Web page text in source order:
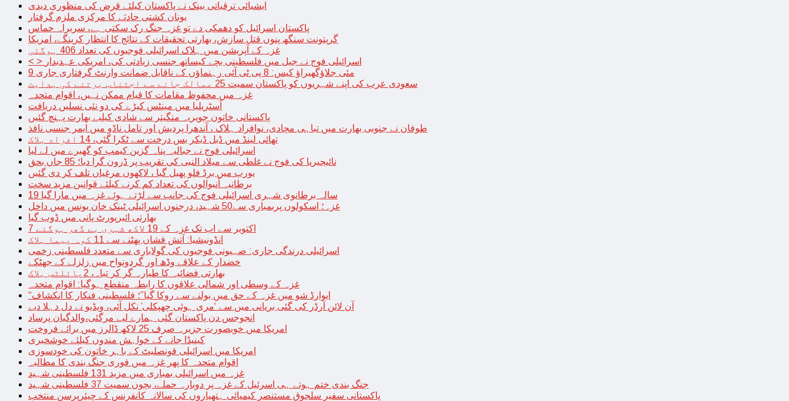
ایشیائی ترقیاتی بینک نے پاکستان کیلئے قرض کی منظوری دیدی
یونان کشتی حادثے کا مرکزی ملزم گرفتار
پاکستان اسرائیل کو دھمکی دے تو غزہ جنگ رک سکتی ہے، سربراہ حماس
گرپتونت سنگھ پنوں قتل سازش، بھارتی تحقیقات کے نتائج کا انتظار کرینگے، امریکا
غزہ کے آپریشن میں ہلاک اسرائیلی فوجیوں کی تعداد 406 ہوگئی
< > اسرائیلی فوج نے جیل میں فلسطینی بچے کیساتھ جنسی زیادتی کی، امریکی عہدیدار
9 مئی جلاؤگھیراؤ کیس: 8 پی ٹی آئی رہنماؤں کے ناقابل ضمانت وارنٹ گرفتاری جاری
سعودی عرب کی اپنے شہریوں کو پاکستان سمیت 25 ممالک جانے سے اجتناب برتنے کی ہدایت
غزہ میں محفوظ مقامات کا قیام ممکن نہیں، اقوام متحدہ
آسٹریلیا میں مینٹس کیڑے کی دو نئی نسلیں دریافت
پاکستانی خاتون جویریہ منگیتر سے شادی کیلیے بھارت پہنچ گئیں
طوفان نے جنوبی بھارت میں تباہی مچادی، نوافراد ہلاک ، آندھرا پردیش اور تامل ناڈو میں ایمر جنسی نافذ
تھائی لینڈ میں ڈبل ڈیکر بس درخت سے ٹکرا گئی، 14 افراد ہلاک
اسرائیلی فوج نے جبالیہ پناہ گزین کیمپ کو گھیرے میں لے لیا
نائیجیریا کی فوج نے غلطی سے میلاد النبی کی تقریب پر ڈرون گرا دیا؛ 85 جاں بحق
یورپ میں برڈ فلو پھیل گیا ، لاکھوں مرغیاں تلف کر دی گئیں
برطانیہ آنیوالوں کی تعداد کم کرنے کیلئے قوانین مزید سخت
19 سالہ برطانوی شہری اسرائیلی فوج کی جانب سے لڑتے ہوئے غزہ میں مارا گیا
غزہ؛ اسکولوں پربمباری سے50 شہید، درجنوں اسرائیلی ٹینک خان یونس میں داخل
بھارتی ائیرپورٹ پانی میں ڈوب گیا
7 اکتوبر سے اب تک غزہ کے 19 لاکھ شہری بے گھر ہوگئے
انڈونیشیا: آتش فشاں پھٹنے سے 11 کوہ پیما ہلاک
اسرائیلی درندگی جاری: صہیونی فوجیوں کی گولاباری سے متعدد فلسطینی زخمی
خضدار کے علاقے وڈھ اور گردونواح میں زلزلے کے جھٹکے
بھارتی فضائیہ کا طیارہ گر کر تباہ، 2پائلٹس ہلاک
غزہ کے وسطی اور شمالی علاقوں کا رابطہ منقطع ہوگیا: اقوام متحدہ
“ایوارڈ شو میں غزہ کے حق میں بولنے سے روکا گیا”؛ فلسطینی فنکار کا انکشاف
آن لائن آرڈر کی گئی بریانی میں سے ‘مری ہوئی چھپکلی’ نکل آئی، ویڈیو نے دل دہلا دیے
انجوجس دن پاکستان گئی ہمارے لیے مرگئی،والدگیان پرساد
امریکا میں خوبصورت جزیرہ صرف 25 لاکھ ڈالرز میں برائے فروخت
کینیڈا جانے کے خواہش مندوں کیلئے خوشخبری
امریکا میں اسرائیلی قونصلیٹ کے باہر خاتون کی خودسوزی
اقوام متحدہ کا پھر غزہ میں فوری جنگ بندی کا مطالبہ
غزہ میں اسرائیلی بمباری میں مزید 131 فلسطینی شہید
جنگ بندی ختم ہوتے ہی اسرئیل کے غزہ پر دوبارہ حملے، بچوں سمیت 37 فلسطینی شہید
پاکستانی سفیر سلجوق مستنصر کیمیائی ہتھیاروں کی سالانہ کانفرنس کے چیئرپرسن منتخب